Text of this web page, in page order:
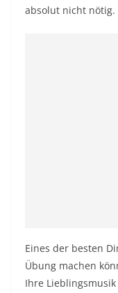
absolut nicht nötig.
Eines der besten
Übung machen
Ihre